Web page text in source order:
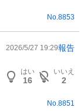
No.8853
2026/5/27 19:29報告
はい
16
いいえ
2
No. 8851